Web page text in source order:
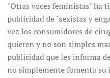
"Otras voces feministas" ha
publicidad de "sexistas y
vez los consumidores de
quieren y no son simples
publicidad que les informa
no simplemente fomenta su